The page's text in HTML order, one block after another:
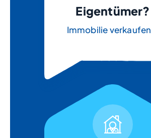
Eigentümer?
Immobilie verkaufen